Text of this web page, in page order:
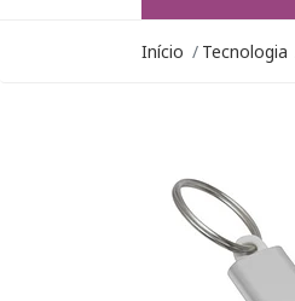
Início Tecnologia